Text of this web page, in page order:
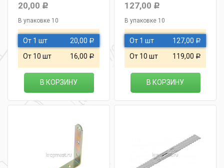
20,00 Р
В упаковке 10
От 1 шт 20,00 Р
От 10 шт 16,00 Р
В КОРЗИНУ
127,00 Р
В упаковке 10
От 1 шт 127,00 Р
От 10 шт 119,00 Р
В КОРЗИНУ